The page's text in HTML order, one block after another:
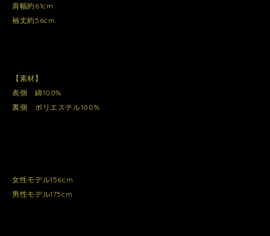
肩幅約61cm
袖丈約56cm
【素材】
表側 綿100%
裏側 ポリエステル100%
女性モデル156cm
男性モデル175cm